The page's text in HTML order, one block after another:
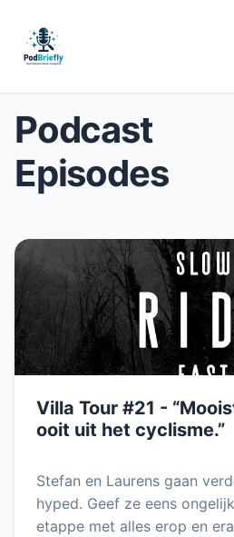
Podcast
Episodes
Villa Tour #21 -
ooit uit het cyclisme.”
Stefan en Laurens gaan
hyped. Geef ze eens
etappe met alles erop en